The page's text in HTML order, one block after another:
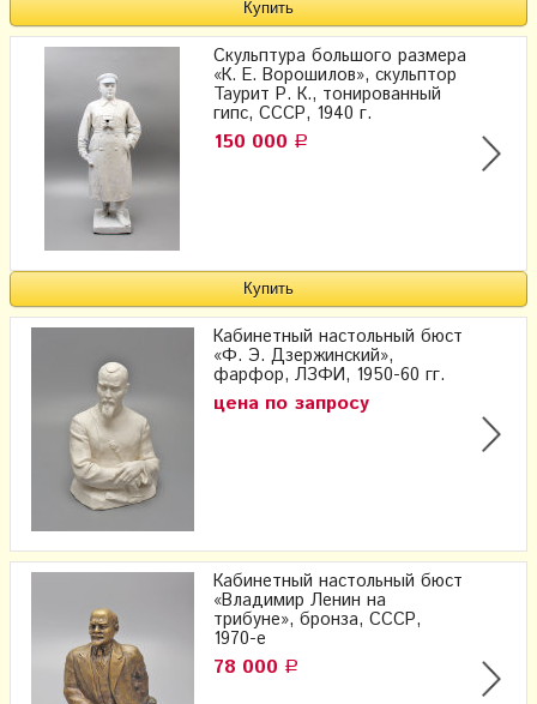
Скульптура большого размера
«К. Е. Ворошилов», скульптор
Таурит Р. К., тонированный
гипс, СССР, 1940 г.
150 000 Р
Кабинетный настольный бюст
«Ф. Э. Дзержинский»,
фарфор, ЛЗФИ, 1950-60 гг.
цена по запросу
Кабинетный настольный бюст
«Владимир Ленин на
трибуне», бронза, СССР,
1970-е
78 000 Р